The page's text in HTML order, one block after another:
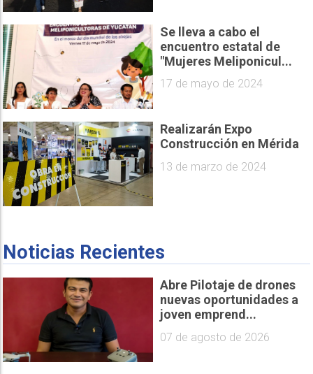
Se lleva a cabo el
encuentro estatal de
"Mujeres Meliponicul...
17 de mayo de 2024
Realizarán Expo
Construcción en Mérida
13 de marzo de 2024
Noticias Recientes
Abre Pilotaje de drones
nuevas oportunidades a
joven emprend...
07 de agosto de 2026